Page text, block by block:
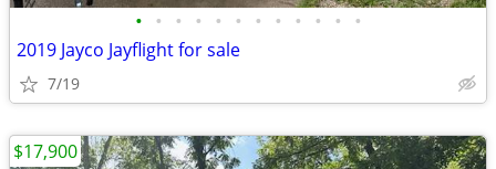
• • • • • • • • • • • •
2019 Jayco Jayflight for sale
7/19
$17,900